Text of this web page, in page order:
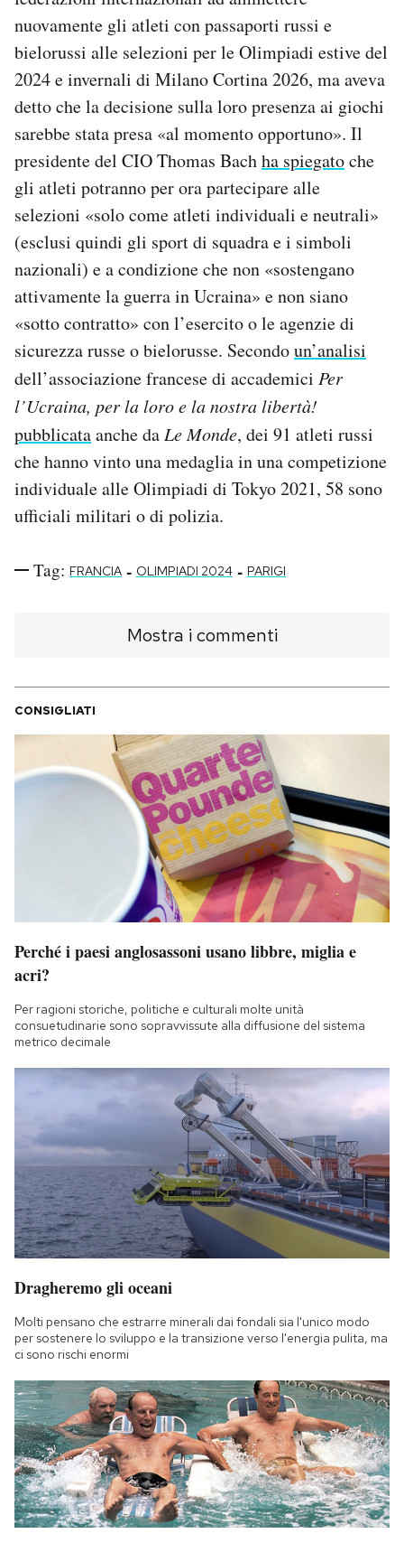
nuovamente gli atleti con passaporti russi e
bielorussi alle selezioni per le Olimpiadi estive del
2024 e invernali di Milano Cortina 2026, ma aveva
detto che la decisione sulla loro presenza ai giochi
sarebbe stata presa «al momento opportuno». Il
presidente del CIO Thomas Bachha spiegatoche
gli atleti potranno per ora partecipare alle
selezioni «solo come atleti individuali e neutrali»
(esclusi quindi gli sport di squadra e i simboli
nazionali) e a condizione che non «sostengano
attivamente la guerra in Ucraina» e non siano
«sotto contratto» con l’esercito o le agenzie di
sicurezza russe o bielorusse. Secondoun’analisi
dell’associazione francese di accademici Per
l’Ucraina, per la loro e la nostra libertà!
pubblicataanche daLe Monde, dei 91 atleti russi
che hanno vinto una medaglia in una competizione
individuale alle Olimpiadi di Tokyo 2021, 58 sono
ufficiali militari o di polizia.
Tag: FRANCIA - OLIMPIADI 2024 - PARIGI
Mostra i commenti
CONSIGLIATI
Perché i paesi anglosassoni usano libbre, miglia e
acri?
Per ragioni storiche, politiche e culturali molte unità
consuetudinarie sono sopravvissute alla diffusione del sistema
metrico decimale
Dragheremo gli oceani
Molti pensano che estrarre minerali dai fondali sia l'unico modo
per sostenere lo sviluppo e la transizione verso l'energia pulita, ma
ci sono rischi enormi